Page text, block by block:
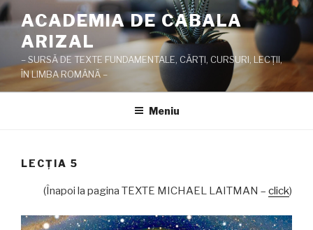
Sari
la
conținut
ACADEMIA DE CABALA
ARIZAL
– SURSĂ DE TEXTE FUNDAMENTALE, CĂRŢI, CURSURI, LECŢII,
ÎN LIMBA ROMÂNĂ –
Meniu
LECŢIA 5
(Înapoi la pagina TEXTE MICHAEL LAITMAN – click)